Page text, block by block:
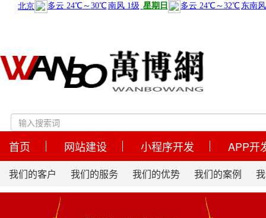
首页 网站建设 小程序开发 APP开
我们的客户 我们的服务 我们的优势 我们的案例